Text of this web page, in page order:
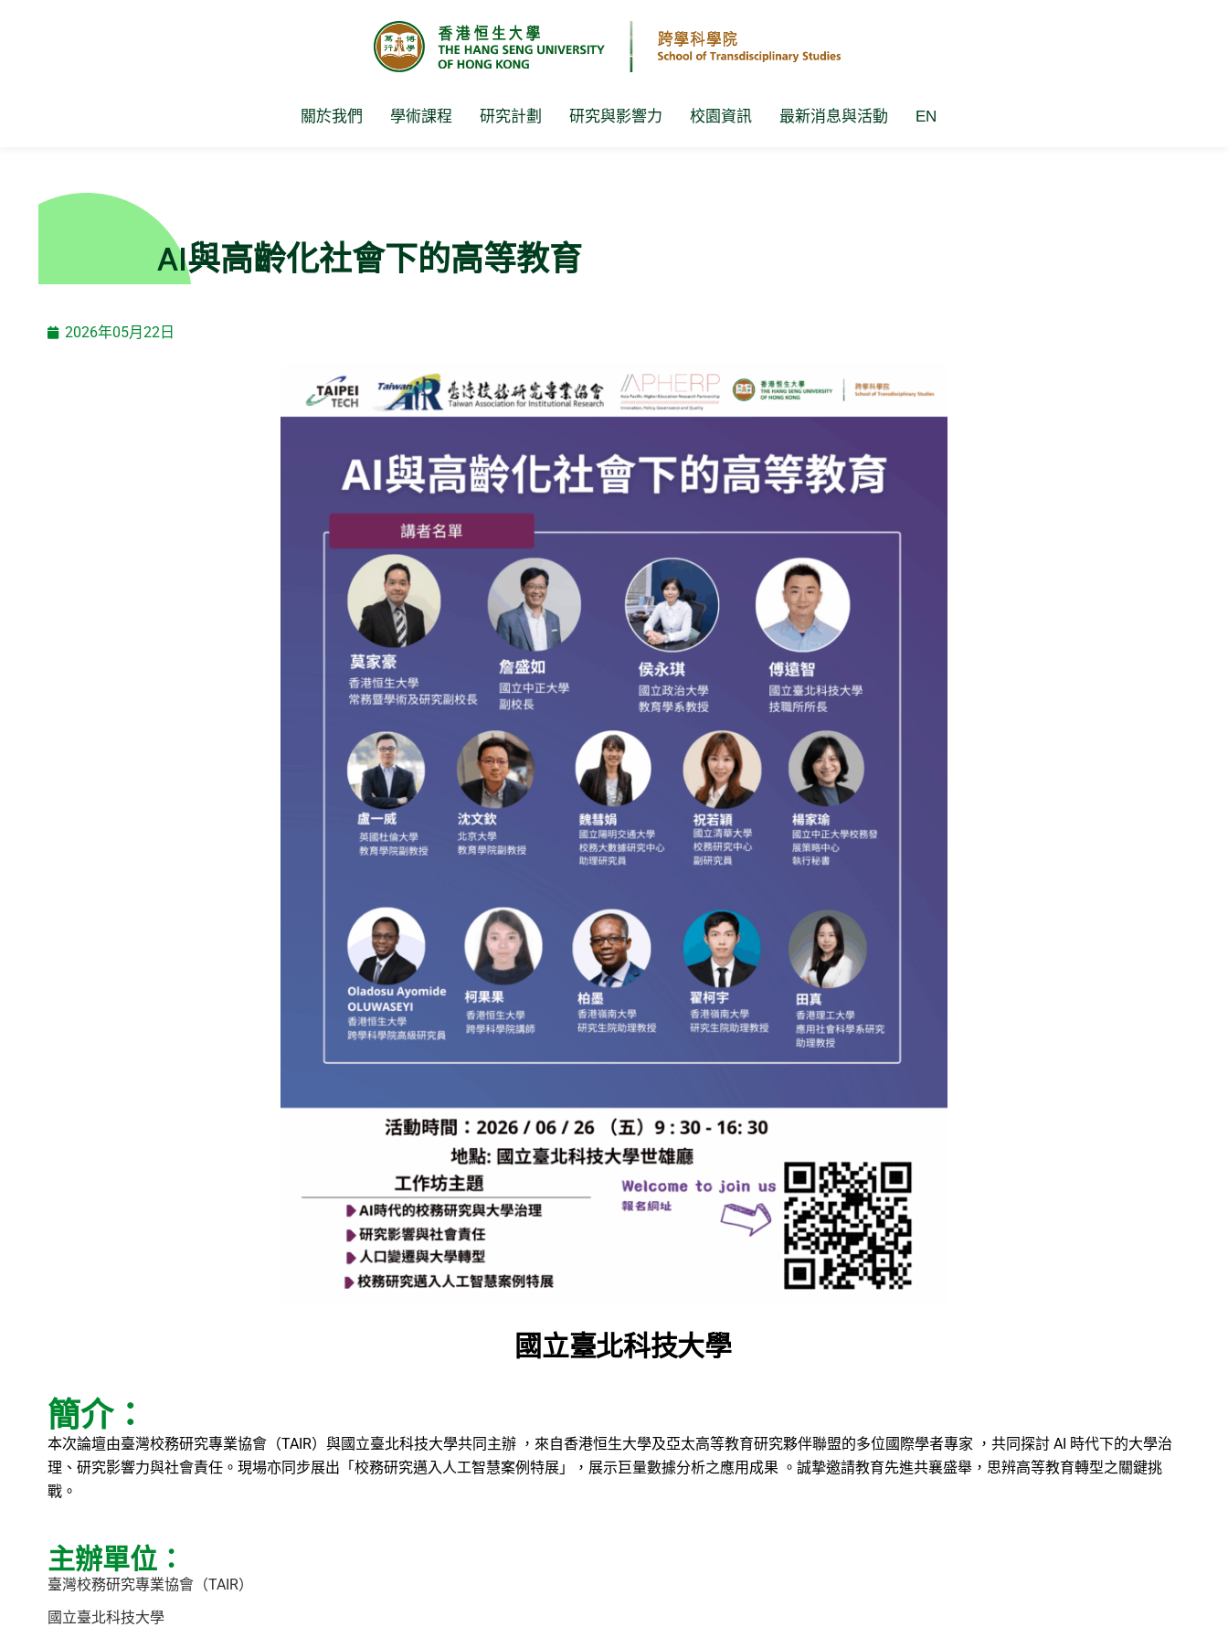
關於我們 學術課程 研究計劃 研究與影響力 校園資訊 最新消息與活動 EN
AI與高齡化社會下的高等教育
2026年05月22日
國立臺北科技大學
簡介：
本次論壇由臺灣校務研究專業協會（TAIR）與國立臺北科技大學共同主辦 ，來自香港恒生大學及亞太高等教育研究夥伴聯盟的多位國際學者專家 ，共同探討 AI 時代下的大學治
理、研究影響力與社會責任。現場亦同步展出「校務研究邁入人工智慧案例特展」，展示巨量數據分析之應用成果 。誠摯邀請教育先進共襄盛舉，思辨高等教育轉型之關鍵挑
戰。
主辦單位：
臺灣校務研究專業協會（TAIR）
國立臺北科技大學